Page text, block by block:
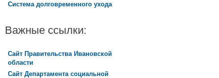
Система долговременного ухода
Важные ссылки:
Сайт Правительства Ивановской
области
Сайт Департамента социальной